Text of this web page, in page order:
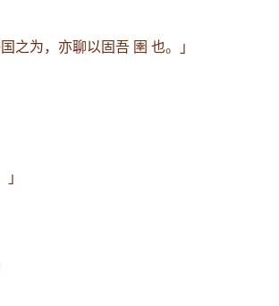
之为，亦聊以固吾 圉 也。」